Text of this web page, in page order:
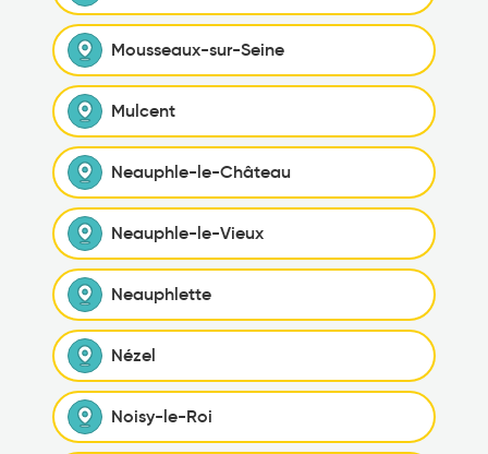
Mousseaux-sur-Seine
Mulcent
Neauphle-le-Château
Neauphle-le-Vieux
Neauphlette
Nézel
Noisy-le-Roi